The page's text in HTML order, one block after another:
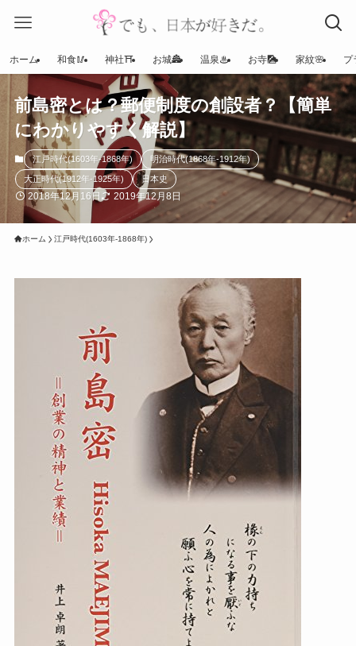
ホーム 和食🥢 神社⛩ お城🏯 温泉♨ お寺🎑 家紋🌸 プ
前島密とは？郵便制度の創設者？【簡単
にわかりやすく解説】
江戸時代(1603年-1868年) 明治時代(1868年-1912年)
大正時代(1912年-1925年) 日本史
2018年12月16日 2019年12月8日
ホーム 江戸時代(1603年-1868年)